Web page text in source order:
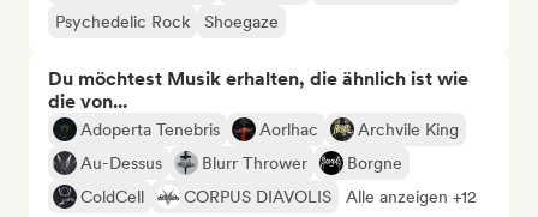
Psychedelic Rock
Shoegaze
Du möchtest Musik erhalten, die ähnlich ist wie
die von...
Adoperta Tenebris Aorlhac
Archvile King
Au-Dessus
Blurr Thrower
Borgne
ColdCell
CORPUS DIAVOLIS Alle anzeigen +12